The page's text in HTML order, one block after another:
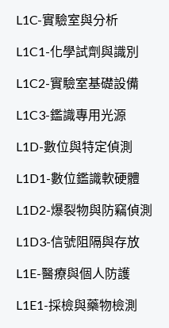
L1C-實驗室與分析
L1C1-化學試劑與識別
L1C2-實驗室基礎設備
L1C3-鑑識專用光源
L1D-數位與特定偵測
L1D1-數位鑑識軟硬體
L1D2-爆裂物與防竊偵測
L1D3-信號阻隔與存放
L1E-醫療與個人防護
L1E1-採檢與藥物檢測